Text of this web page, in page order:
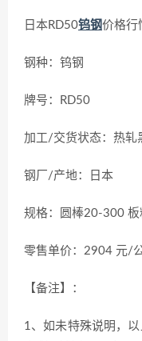
日本RD50钨钢价格行
钢种：钨钢
牌号：RD50
加工/交货状态：热轧
钢厂/产地：日本
规格：圆棒20-300
零售单价：2904 元/
【备注】：
1、如未特殊说明，